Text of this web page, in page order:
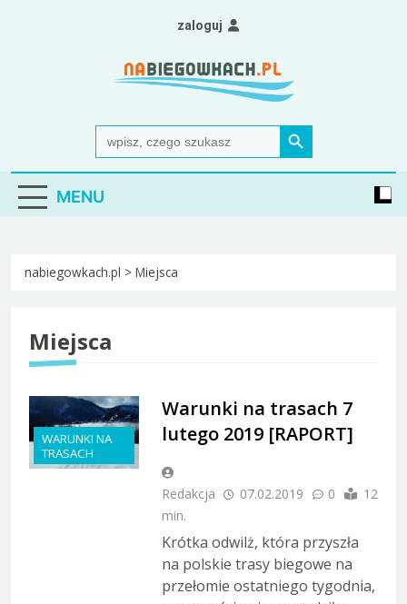
Nabiegowkach.pl
portal miłośników narciarstwa biegowego
Search
for:
Search Button
zaloguj
MENU
nabiegowkach.pl > Miejsca
Miejsca
WARUNKI NA
TRASACH
Warunki na trasach 7
lutego 2019 [RAPORT]
Redakcja 07.02.2019 0
12
min.
Krótka odwilż, która przyszła
na polskie trasy biegowe na
przełomie ostatniego tygodnia,